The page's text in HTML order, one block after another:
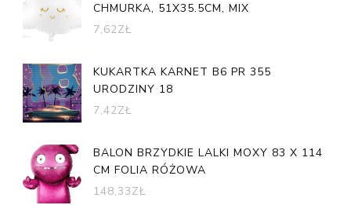
CHMURKA, 51X35.5CM, MIX
7,62ZŁ
KUKARTKA KARNET B6 PR 355
URODZINY 18
7,42ZŁ
BALON BRZYDKIE LALKI MOXY 83 X 114
CM FOLIA RÓŻOWA
148,33ZŁ